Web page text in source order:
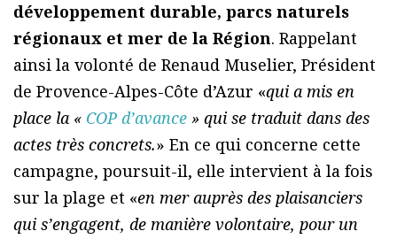
développement durable, parcs naturels
régionaux et mer de la Région. Rappelant
ainsi la volonté de Renaud Muselier, Président
de Provence-Alpes-Côte d’Azur «qui a mis en
place la « COP d’avance » qui se traduit dans des
actes très concrets.» En ce qui concerne cette
campagne, poursuit-il, elle intervient à la fois
sur la plage et «en mer auprès des plaisanciers
qui s’engagent, de manière volontaire, pour un